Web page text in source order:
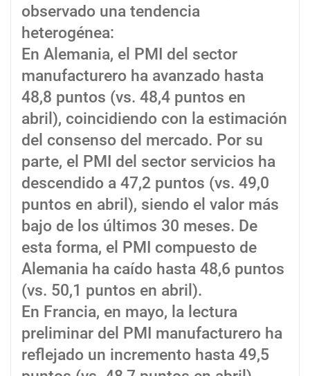
observado una tendencia
heterogénea:
En Alemania, el PMI del sector
manufacturero ha avanzado hasta
48,8 puntos (vs. 48,4 puntos en
abril), coincidiendo con la estimación
del consenso del mercado. Por su
parte, el PMI del sector servicios ha
descendido a 47,2 puntos (vs. 49,0
puntos en abril), siendo el valor más
bajo de los últimos 30 meses. De
esta forma, el PMI compuesto de
Alemania ha caído hasta 48,6 puntos
(vs. 50,1 puntos en abril).
En Francia, en mayo, la lectura
preliminar del PMI manufacturero ha
reflejado un incremento hasta 49,5